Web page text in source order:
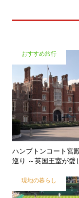
おすすめ旅行
ハンプトンコート宮
巡り ～英国王室が愛
現地の暮らし